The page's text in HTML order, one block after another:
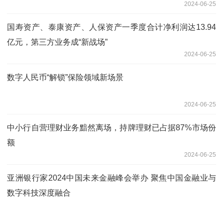
2024-06-25
国寿资产、泰康资产、人保资产一季度合计净利润达13.94
亿元，第三方业务成“新战场”
2024-06-25
数字人民币“解锁”保险领域新场景
2024-06-25
中小行自营理财业务黯然离场，持牌理财已占据87%市场份
额
2024-06-25
亚洲银行家2024中国未来金融峰会举办 聚焦中国金融业与
数字科技深度融合